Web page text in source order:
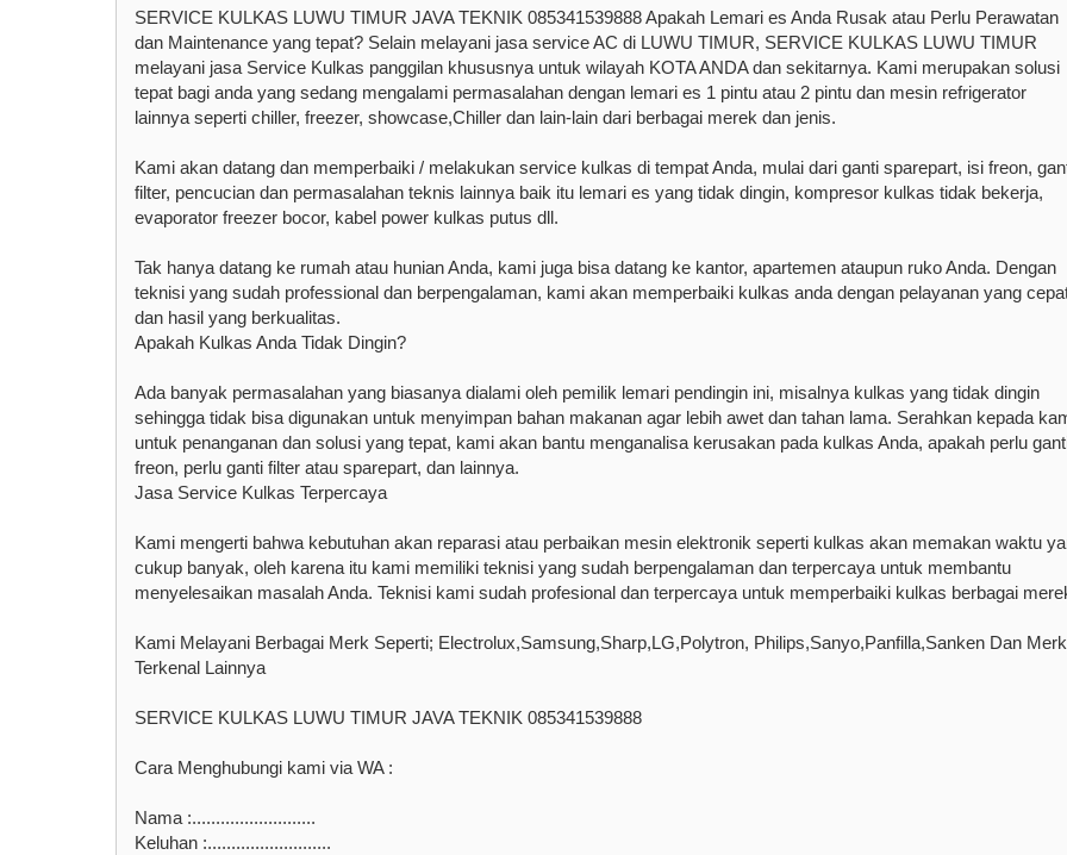
SERVICE KULKAS LUWU TIMUR JAVA TEKNIK 085341539888 Apakah Lemari es Anda Rusak atau Perlu Perawatan
dan Maintenance yang tepat? Selain melayani jasa service AC di LUWU TIMUR, SERVICE KULKAS LUWU TIMUR
melayani jasa Service Kulkas panggilan khususnya untuk wilayah KOTA ANDA dan sekitarnya. Kami merupakan solusi
tepat bagi anda yang sedang mengalami permasalahan dengan lemari es 1 pintu atau 2 pintu dan mesin refrigerator
lainnya seperti chiller, freezer, showcase,Chiller dan lain-lain dari berbagai merek dan jenis.
Kami akan datang dan memperbaiki / melakukan service kulkas di tempat Anda, mulai dari ganti sparepart, isi freon,
filter, pencucian dan permasalahan teknis lainnya baik itu lemari es yang tidak dingin, kompresor kulkas tidak bekerja,
evaporator freezer bocor, kabel power kulkas putus dll.
Tak hanya datang ke rumah atau hunian Anda, kami juga bisa datang ke kantor, apartemen ataupun ruko Anda. Dengan
teknisi yang sudah professional dan berpengalaman, kami akan memperbaiki kulkas anda dengan pelayanan yang
dan hasil yang berkualitas.
Apakah Kulkas Anda Tidak Dingin?
Ada banyak permasalahan yang biasanya dialami oleh pemilik lemari pendingin ini, misalnya kulkas yang tidak dingin
sehingga tidak bisa digunakan untuk menyimpan bahan makanan agar lebih awet dan tahan lama. Serahkan kepada
untuk penanganan dan solusi yang tepat, kami akan bantu menganalisa kerusakan pada kulkas Anda, apakah perlu
freon, perlu ganti filter atau sparepart, dan lainnya.
Jasa Service Kulkas Terpercaya
Kami mengerti bahwa kebutuhan akan reparasi atau perbaikan mesin elektronik seperti kulkas akan memakan waktu
cukup banyak, oleh karena itu kami memiliki teknisi yang sudah berpengalaman dan terpercaya untuk membantu
menyelesaikan masalah Anda. Teknisi kami sudah profesional dan terpercaya untuk memperbaiki kulkas berbagai
Kami Melayani Berbagai Merk Seperti; Electrolux,Samsung,Sharp,LG,Polytron, Philips,Sanyo,Panfilla,Sanken Dan Merk
Terkenal Lainnya
SERVICE KULKAS LUWU TIMUR JAVA TEKNIK 085341539888
Cara Menghubungi kami via WA :
Nama :..........................
Keluhan :..........................